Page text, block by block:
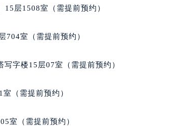
70号华润万象城写字楼（鄂尔多斯大厦）23层
金融中心写字楼20层01室（需提前预约）
务中心（需提前预约）
务中心（需提前预约）
服务中心（需提前预约）
层1508室（需提前预约）
704室（需提前预约）
字楼15层07室（需提前预约）
（需提前预约）
室（需提前预约）